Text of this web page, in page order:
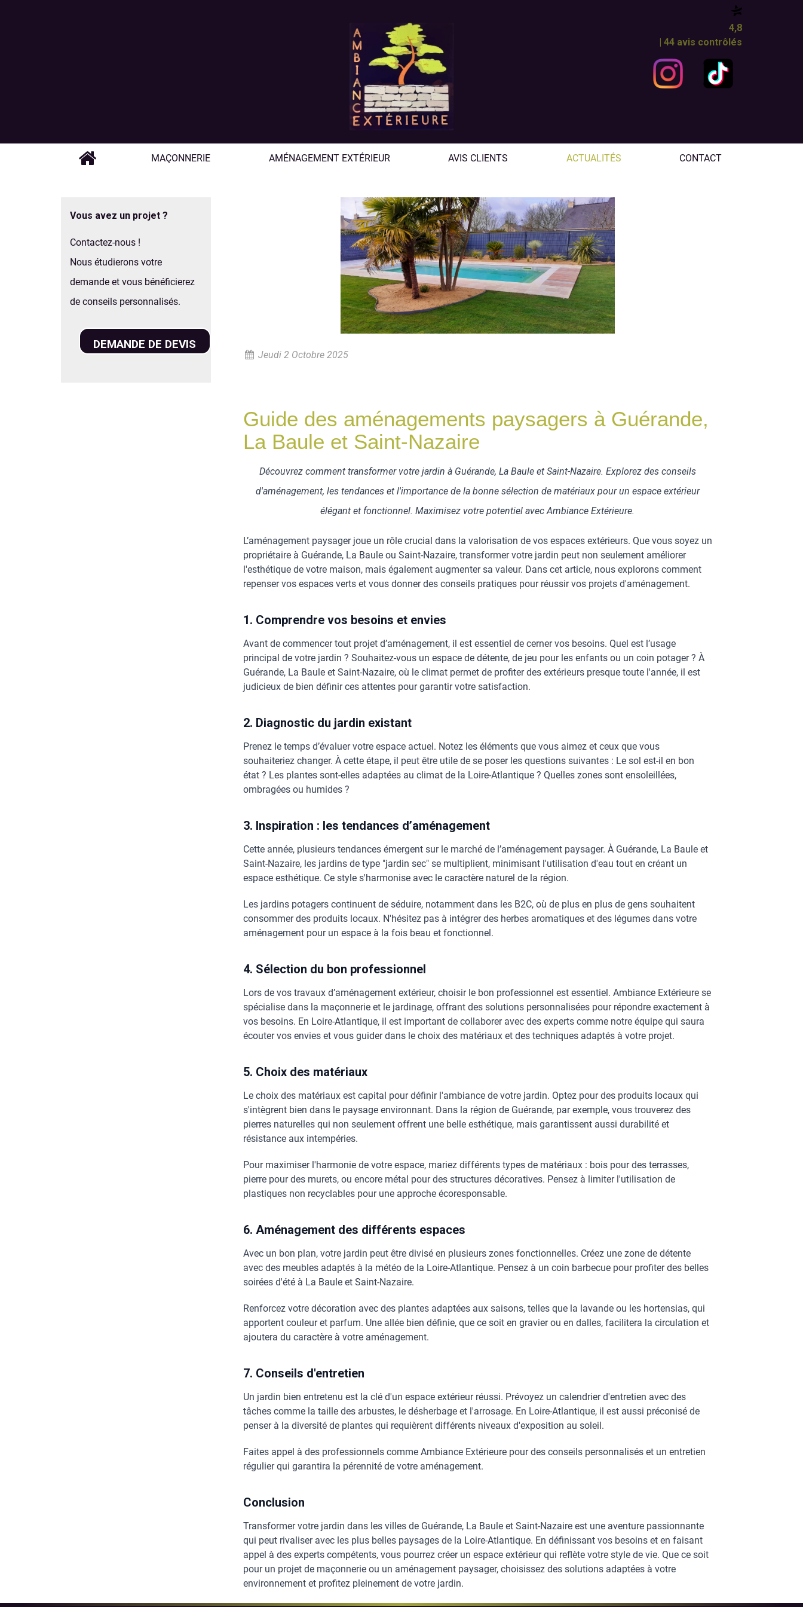
4,8
| 44 avis contrôlés
MAÇONNERIE AMÉNAGEMENT EXTÉRIEUR AVIS CLIENTS ACTUALITÉS CONTACT
Vous avez un projet ?
Contactez-nous !
Nous étudierons votre
demande et vous bénéficierez
de conseils personnalisés.
DEMANDE DE DEVIS
Jeudi 2 Octobre 2025
Guide des aménagements paysagers à Guérande,
La Baule et Saint-Nazaire
Découvrez comment transformer votre jardin à Guérande, La Baule et Saint-Nazaire. Explorez des conseils
d'aménagement, les tendances et l'importance de la bonne sélection de matériaux pour un espace extérieur
élégant et fonctionnel. Maximisez votre potentiel avec Ambiance Extérieure.
L’aménagement paysager joue un rôle crucial dans la valorisation de vos espaces extérieurs. Que vous soyez un
propriétaire à Guérande, La Baule ou Saint-Nazaire, transformer votre jardin peut non seulement améliorer
l'esthétique de votre maison, mais également augmenter sa valeur. Dans cet article, nous explorons comment
repenser vos espaces verts et vous donner des conseils pratiques pour réussir vos projets d'aménagement.
1. Comprendre vos besoins et envies
Avant de commencer tout projet d’aménagement, il est essentiel de cerner vos besoins. Quel est l’usage
principal de votre jardin ? Souhaitez-vous un espace de détente, de jeu pour les enfants ou un coin potager ? À
Guérande, La Baule et Saint-Nazaire, où le climat permet de profiter des extérieurs presque toute l'année, il est
judicieux de bien définir ces attentes pour garantir votre satisfaction.
2. Diagnostic du jardin existant
Prenez le temps d’évaluer votre espace actuel. Notez les éléments que vous aimez et ceux que vous
souhaiteriez changer. À cette étape, il peut être utile de se poser les questions suivantes : Le sol est-il en bon
état ? Les plantes sont-elles adaptées au climat de la Loire-Atlantique ? Quelles zones sont ensoleillées,
ombragées ou humides ?
3. Inspiration : les tendances d’aménagement
Cette année, plusieurs tendances émergent sur le marché de l’aménagement paysager. À Guérande, La Baule et
Saint-Nazaire, les jardins de type "jardin sec" se multiplient, minimisant l'utilisation d'eau tout en créant un
espace esthétique. Ce style s'harmonise avec le caractère naturel de la région.
Les jardins potagers continuent de séduire, notamment dans les B2C, où de plus en plus de gens souhaitent
consommer des produits locaux. N'hésitez pas à intégrer des herbes aromatiques et des légumes dans votre
aménagement pour un espace à la fois beau et fonctionnel.
4. Sélection du bon professionnel
Lors de vos travaux d’aménagement extérieur, choisir le bon professionnel est essentiel. Ambiance Extérieure se
spécialise dans la maçonnerie et le jardinage, offrant des solutions personnalisées pour répondre exactement à
vos besoins. En Loire-Atlantique, il est important de collaborer avec des experts comme notre équipe qui saura
écouter vos envies et vous guider dans le choix des matériaux et des techniques adaptés à votre projet.
5. Choix des matériaux
Le choix des matériaux est capital pour définir l'ambiance de votre jardin. Optez pour des produits locaux qui
s'intègrent bien dans le paysage environnant. Dans la région de Guérande, par exemple, vous trouverez des
pierres naturelles qui non seulement offrent une belle esthétique, mais garantissent aussi durabilité et
résistance aux intempéries.
Pour maximiser l'harmonie de votre espace, mariez différents types de matériaux : bois pour des terrasses,
pierre pour des murets, ou encore métal pour des structures décoratives. Pensez à limiter l'utilisation de
plastiques non recyclables pour une approche écoresponsable.
6. Aménagement des différents espaces
Avec un bon plan, votre jardin peut être divisé en plusieurs zones fonctionnelles. Créez une zone de détente
avec des meubles adaptés à la météo de la Loire-Atlantique. Pensez à un coin barbecue pour profiter des belles
soirées d'été à La Baule et Saint-Nazaire.
Renforcez votre décoration avec des plantes adaptées aux saisons, telles que la lavande ou les hortensias, qui
apportent couleur et parfum. Une allée bien définie, que ce soit en gravier ou en dalles, facilitera la circulation et
ajoutera du caractère à votre aménagement.
7. Conseils d'entretien
Un jardin bien entretenu est la clé d'un espace extérieur réussi. Prévoyez un calendrier d'entretien avec des
tâches comme la taille des arbustes, le désherbage et l'arrosage. En Loire-Atlantique, il est aussi préconisé de
penser à la diversité de plantes qui requièrent différents niveaux d'exposition au soleil.
Faites appel à des professionnels comme Ambiance Extérieure pour des conseils personnalisés et un entretien
régulier qui garantira la pérennité de votre aménagement.
Conclusion
Transformer votre jardin dans les villes de Guérande, La Baule et Saint-Nazaire est une aventure passionnante
qui peut rivaliser avec les plus belles paysages de la Loire-Atlantique. En définissant vos besoins et en faisant
appel à des experts compétents, vous pourrez créer un espace extérieur qui reflète votre style de vie. Que ce soit
pour un projet de maçonnerie ou un aménagement paysager, choisissez des solutions adaptées à votre
environnement et profitez pleinement de votre jardin.